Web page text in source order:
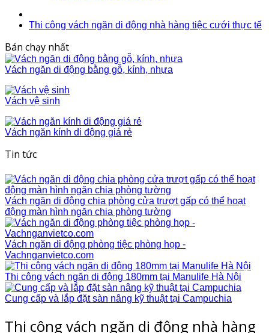
Thi công vách ngăn di động nhà hàng tiệc cưới thực tế
Bán chạy nhất
Vách ngăn di động bằng gỗ, kính, nhựa
Vách vệ sinh
Vách ngăn kính di động giá rẻ
Tin tức
Vách ngăn di động chia phòng cửa trượt gấp có thể hoạt
động màn hình ngăn chia phòng tường
Vách ngăn di động phòng tiệc phòng họp -
Vachnganvietco.com
Thi công vách ngăn di động 180mm tại Manulife Hà Nội
Cung cấp và lắp đặt sàn nâng kỹ thuật tại Campuchia
Thi công vách ngăn di động nhà hàng